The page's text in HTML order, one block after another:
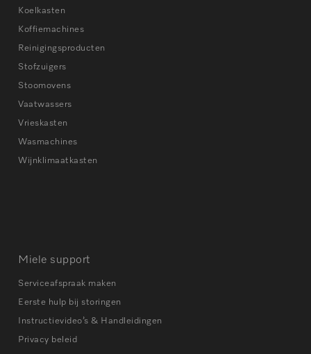
Koelkasten
Koffiemachines
Reinigingsproducten
Stofzuigers
Stoomovens
Vaatwassers
Vrieskasten
Wasmachines
Wijnklimaatkasten
Miele support
Serviceafspraak maken
Eerste hulp bij storingen
Instructievideo’s & Handleidingen
Privacy beleid